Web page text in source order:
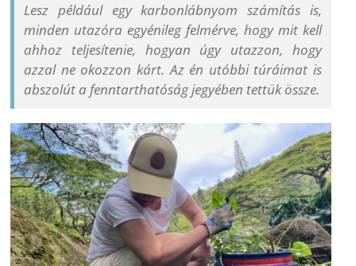
Lesz például egy karbonlábnyom számítás is,
minden utazóra egyénileg felmérve, hogy mit kell
ahhoz teljesítenie, hogyan úgy utazzon, hogy
azzal ne okozzon kárt. Az én utóbbi túráimat is
abszolút a fenntarthatóság jegyében tettük össze.